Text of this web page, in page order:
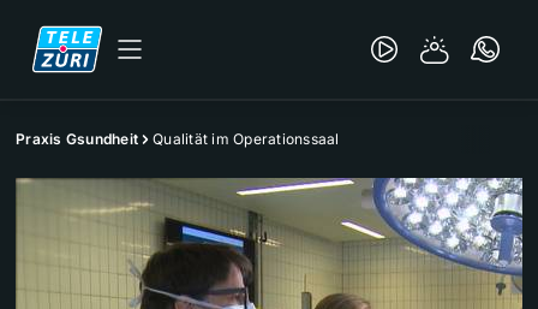
Praxis Gsundheit Qualität im Operationssaal